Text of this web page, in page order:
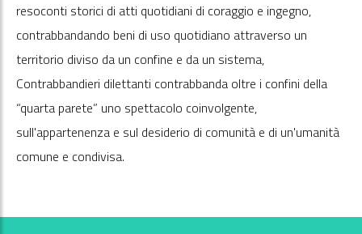
resoconti storici di atti quotidiani di coraggio e ingegno,
contrabbandando beni di uso quotidiano attraverso un
territorio diviso da un confine e da un sistema,
Contrabbandieri dilettanti contrabbanda oltre i confini della
“quarta parete” uno spettacolo coinvolgente,
sull'appartenenza e sul desiderio di comunità e di un'umanità
comune e condivisa.